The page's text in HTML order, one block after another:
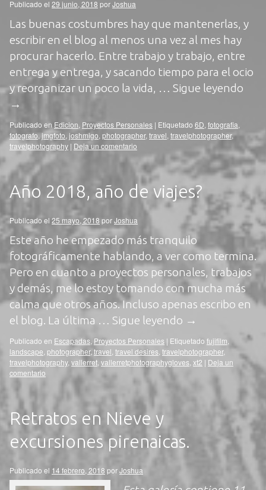
Publicado el 29 junio, 2018 porJoshua
Las buenas costumbres hay que mantenerlas, y
escribir en el blog al menos una vez al mes hay
procurar hacerlo. Entre trabajo y trabajo, entre
entrega y entrega, y sacando tiempo para el ocio
y reorganizar un poco la vida, … Sigue leyendo
→
Publicado en Edicion, Proyectos Personales | Etiquetado 6D fotografia,
fotografo,jmgfoto, joshmigo, photographer, travel travelphotographer,
travelphotography | Deja un comentario
Año 2018, año de viajes?
Publicado el 25 mayo, 2018 porJoshua
Este año he empezado más tranquilo
fotográficamente hablando, a ver como termina.
Pero en cuanto a proyectos personales, trabajos
y demás, me lo estoy tomando con mucha más
calma que otros años. Incluso apenas escribo en
el blog. La última … Sigue leyendo →
Publicado en Escapadas Proyectos Personales | Etiquetado fujifilm
landscape photographer, travel travel desires travelphotographer,
travelphotography, vallerret vallerretphotographygloves xt2 | Deja un
comentario
Retratos en Nieve y
excursiones pirenaicas.
Publicado el 14 febrero, 2018 porJoshua